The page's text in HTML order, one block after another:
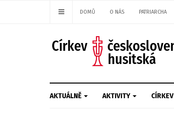
DOMŮ O NÁS PATRIARCHA
AKTUÁLNĚ AKTIVITY CÍRKEV